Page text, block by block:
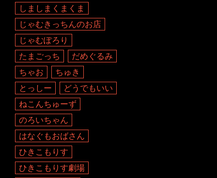
しましまくまくま
じゃむきっちんのお店
じゃむぽろり
たまごっち
だめぐるみ
ちゃお
ちゅき
とっしー
どうでもいい
ねこんちゅーず
のろいちゃん
はなぐもおばさん
ひきこもりす
ひきこもりす劇場